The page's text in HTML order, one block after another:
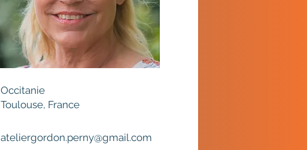
Occitanie
Toulouse, France
ateliergordon.perny@gmail.com